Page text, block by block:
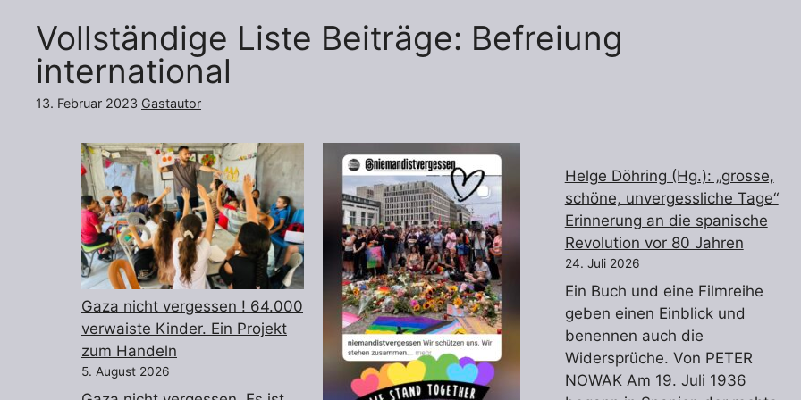
Vollständige Liste Beiträge: Befreiung
international
13. Februar 2023 Gastautor
Gaza nicht vergessen ! 64.000
verwaiste Kinder. Ein Projekt
zum Handeln
5. August 2026
Helge Döhring (Hg.): „grosse,
schöne, unvergessliche Tage“
Erinnerung an die spanische
Revolution vor 80 Jahren
24. Juli 2026
Ein Buch und eine Filmreihe
geben einen Einblick und
benennen auch die
Widersprüche. Von PETER
NOWAK Am 19. Juli 1936